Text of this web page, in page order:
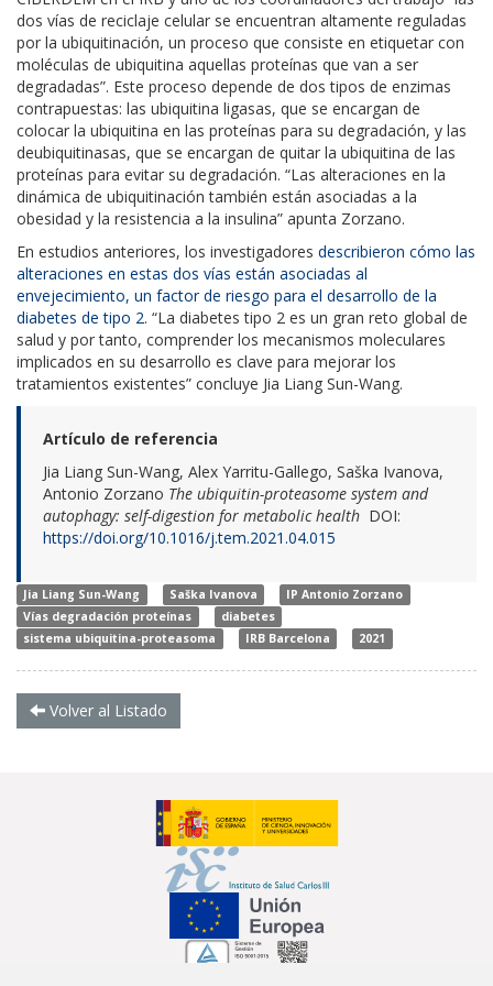
dos vías de reciclaje celular se encuentran altamente reguladas
por la ubiquitinación, un proceso que consiste en etiquetar con
moléculas de ubiquitina aquellas proteínas que van a ser
degradadas”. Este proceso depende de dos tipos de enzimas
contrapuestas: las ubiquitina ligasas, que se encargan de
colocar la ubiquitina en las proteínas para su degradación, y las
deubiquitinasas, que se encargan de quitar la ubiquitina de las
proteínas para evitar su degradación. “Las alteraciones en la
dinámica de ubiquitinación también están asociadas a la
obesidad y la resistencia a la insulina” apunta Zorzano.
En estudios anteriores, los investigadores describieron cómo las
alteraciones en estas dos vías están asociadas al
envejecimiento, un factor de riesgo para el desarrollo de la
diabetes de tipo 2. “La diabetes tipo 2 es un gran reto global de
salud y por tanto, comprender los mecanismos moleculares
implicados en su desarrollo es clave para mejorar los
tratamientos existentes” concluye Jia Liang Sun-Wang.
Artículo de referencia
Jia Liang Sun-Wang, Alex Yarritu-Gallego, Saška Ivanova,
Antonio Zorzano The ubiquitin-proteasome system and
autophagy: self-digestion for metabolic health DOI:
https://doi.org/10.1016/j.tem.2021.04.015
Jia Liang Sun-Wang Saška Ivanova
IP Antonio Zorzano
Vías degradación proteínas
diabetes
sistema ubiquitina-proteasoma
IRB Barcelona 2021
Volver al Listado